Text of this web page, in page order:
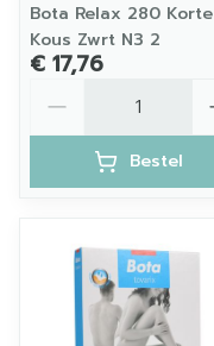
Bota Relax 280 Korte
Kous Zwrt N3 2
€ 17,76
Bestel